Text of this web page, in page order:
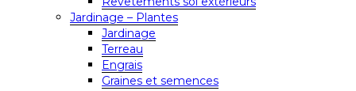
Jardinage – Plantes
Jardinage
Terreau
Engrais
Graines et semences